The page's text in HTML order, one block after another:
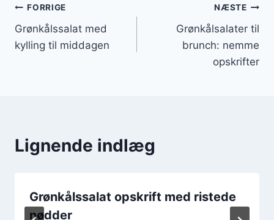
Indlægsnavigation
FORRIGE
Grønkålssalat med
kylling til middagen
NÆSTE
Grønkålsalater til
brunch: nemme
opskrifter
Lignende indlæg
Grønkålssalat opskrift med ristede
nødder